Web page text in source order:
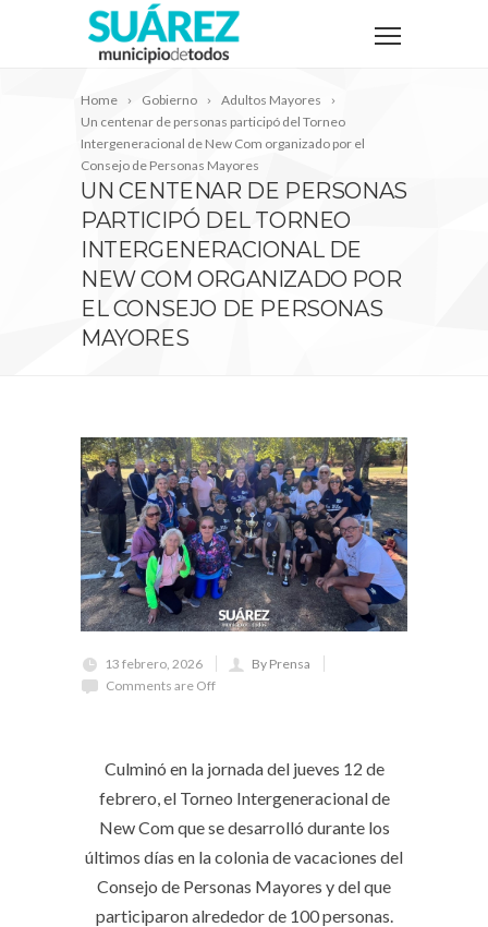
Home Gobierno
Adultos Mayores
Un centenar de personas participó del Torneo
Intergeneracional de New Com organizado por el
Consejo de Personas Mayores
UN CENTENAR DE PERSONAS
PARTICIPÓ DEL TORNEO
INTERGENERACIONAL DE
NEW COM ORGANIZADO POR
EL CONSEJO DE PERSONAS
MAYORES
13 febrero, 2026
By Prensa
Comments are Off
Culminó en la jornada del jueves 12 de
febrero, el Torneo Intergeneracional de
New Com que se desarrolló durante los
últimos días en la colonia de vacaciones del
Consejo de Personas Mayores y del que
participaron alrededor de 100 personas.